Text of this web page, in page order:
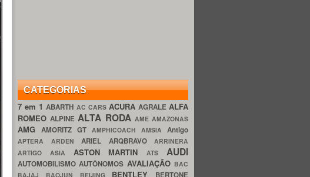
CATEGORIAS
7 em 1ABARTH AC CARS ACURA AGRALE ALFA
ROMEOALPINEALTA RODA AME AMAZONAS
AMG AMORITZ GT AMPHICOACH AMSIA Antigo
APTERA ARDEN ARIEL ARQBRAVO ARRINERA
ARTIGO ASIA ASTON MARTINATS AUDI
AUTOMOBILISMOAUTÔNOMOS AVALIAÇÃO BAC
BAJAJ BAOJUN BEIJING BENTLEY BERTONE